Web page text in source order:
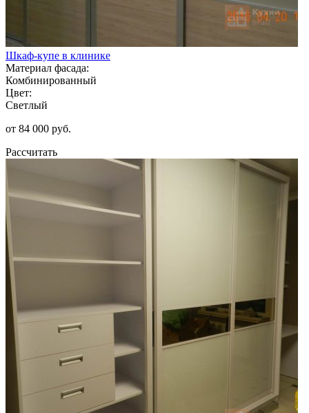
Шкаф-купе в клинике
Материал фасада:
Комбинированный
Цвет:
Светлый
от 84 000 руб.
Рассчитать